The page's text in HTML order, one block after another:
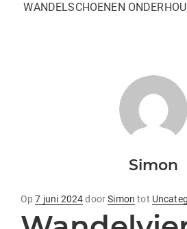
WANDELSCHOENEN
Simon
Opgeplaatst
op
7 juni 2024doorSimon tot